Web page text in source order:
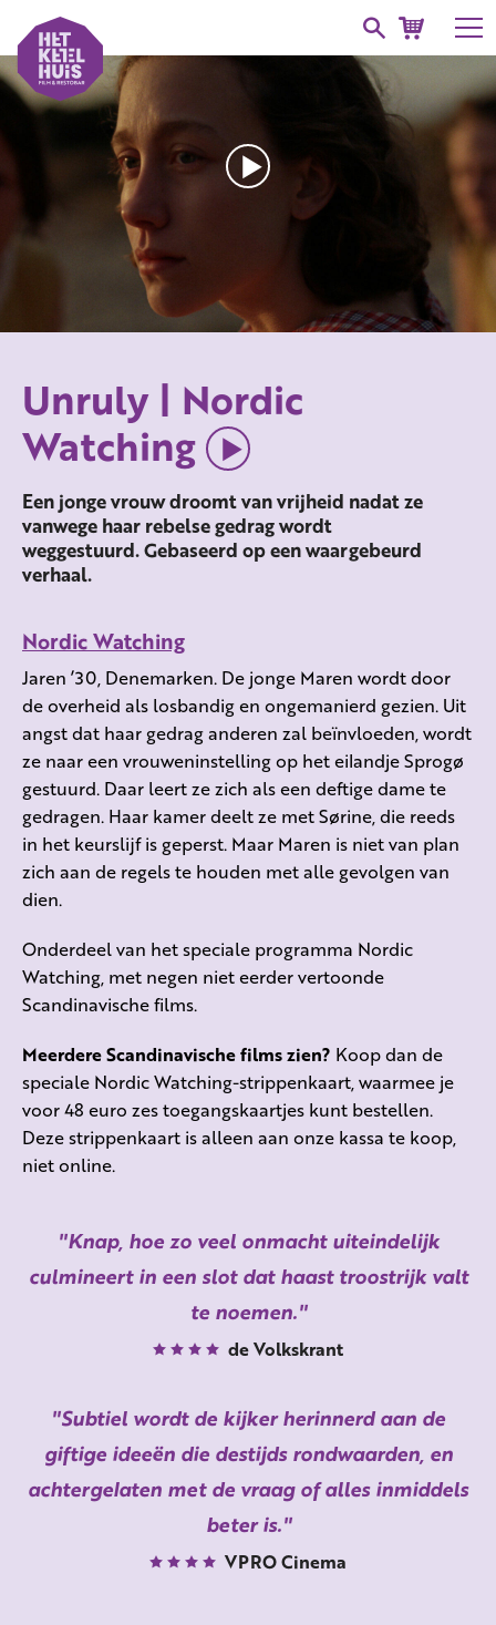
Unruly | Nordic
Watching
Een jonge vrouw droomt van vrijheid nadat ze
vanwege haar rebelse gedrag wordt
weggestuurd. Gebaseerd op een waargebeurd
verhaal.
Nordic Watching
Jaren ’30, Denemarken. De jonge Maren wordt door
de overheid als losbandig en ongemanierd gezien. Uit
angst dat haar gedrag anderen zal beïnvloeden, wordt
ze naar een vrouweninstelling op het eilandje Sprogø
gestuurd. Daar leert ze zich als een deftige dame te
gedragen. Haar kamer deelt ze met Sørine, die reeds
in het keurslijf is geperst. Maar Maren is niet van plan
zich aan de regels te houden met alle gevolgen van
dien.
Onderdeel van het speciale programma Nordic
Watching, met negen niet eerder vertoonde
Scandinavische films.
Meerdere Scandinavische films zien? Koop dan de
speciale Nordic Watching-strippenkaart, waarmee je
voor 48 euro zes toegangskaartjes kunt bestellen.
Deze strippenkaart is alleen aan onze kassa te koop,
niet online.
Knap, hoe zo veel onmacht uiteindelijk
culmineert in een slot dat haast troostrijk valt
te noemen.
de Volkskrant
Subtiel wordt de kijker herinnerd aan de
giftige ideeën die destijds rondwaarden, en
achtergelaten met de vraag of alles inmiddels
beter is.
VPRO Cinema